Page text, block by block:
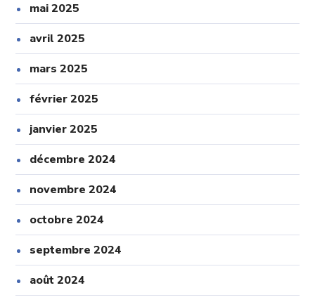
mai 2025
avril 2025
mars 2025
février 2025
janvier 2025
décembre 2024
novembre 2024
octobre 2024
septembre 2024
août 2024